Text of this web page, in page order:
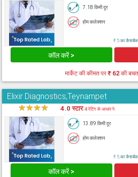
7.18 किमी दूर
होम कलेक्शन
₹ 5 का कैशबैक
कॉल करें >
मार्केट की कीमत पर₹ 62 की
Elixir Diagnostics,Teynampet
★★★★ 4.0 स्टार4 रेटिंग के आधार पे
13.89 किमी दूर
होम कलेक्शन
₹ 5 का कैशबैक
कॉल करें >